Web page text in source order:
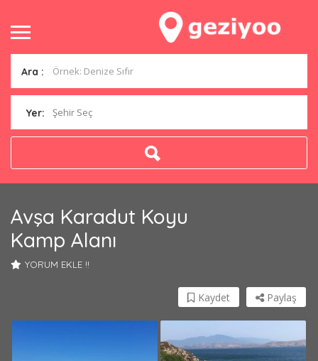
Ara :
Yer: Şehir Seç
Avşa Karadut Koyu
Kamp Alanı
YORUM EKLE !!
Paylaş
Kaydet